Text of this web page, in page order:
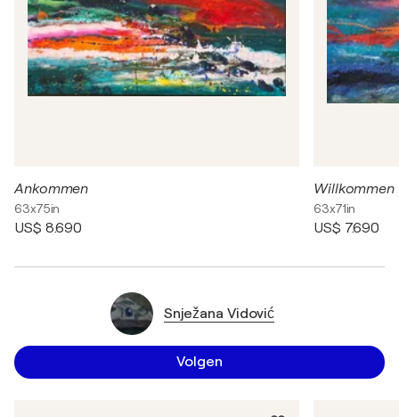
Ankommen
63x75in
US$ 8.690
Willkommen
63x71in
US$ 7.690
Snježana Vidović
Volgen